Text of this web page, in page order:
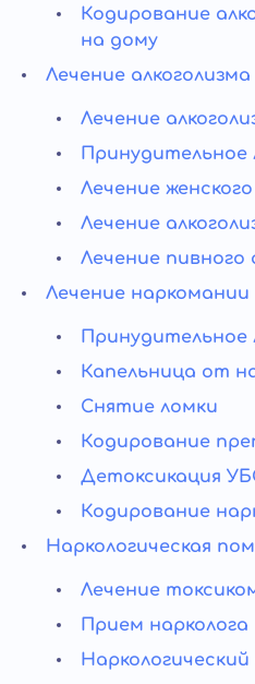
Кодирование
на дому
Лечение алкоголизма
Лечение
Принудительное
Лечение
Лечение
Лечение пивного
Лечение наркомании
Принудительное
Капельница от
Снятие ломки
Кодирование
Детоксикация
Кодирование
Наркологическая
Лечение
Прием нарколога